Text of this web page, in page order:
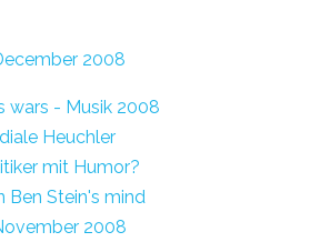
2008
wars - Musik 2008
Heuchler
mit Humor?
Ben Stein's mind
2008